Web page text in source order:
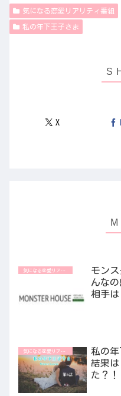
気になる恋愛リアリティ番組
私の年下王子さま
X
気になる恋愛リアリティ番組
モン
んな
相手は
気になる恋愛リアリティ番組
私の年
結果
た？！